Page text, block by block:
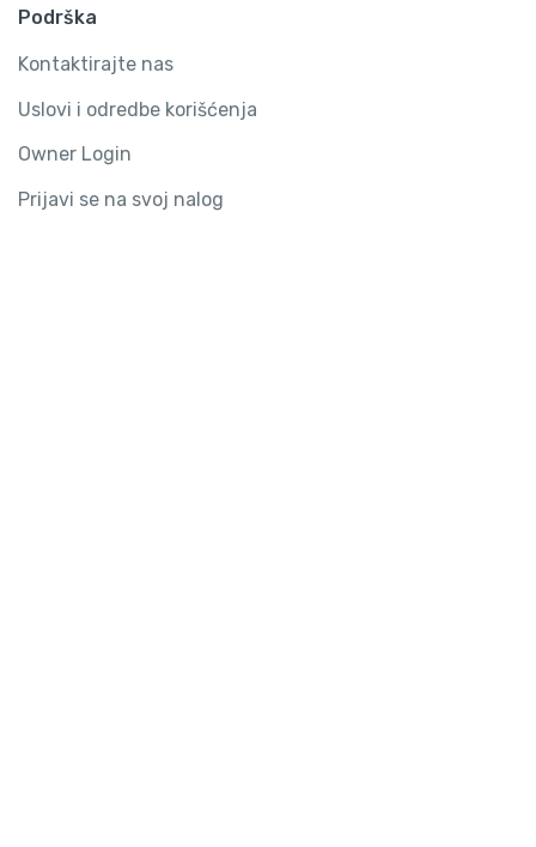
Podrška
Kontaktirajte nas
Uslovi i odredbe korišćenja
Owner Login
Prijavi se na svoj nalog